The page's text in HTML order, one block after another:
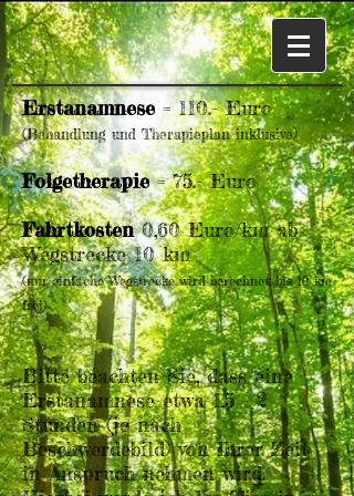
Erstanamnese = 110.- Euro
(Behandlung und Therapieplan inklusive)
Folgetherapie= 75.- Euro
Fahrtkosten0,60 Euro/km ab
Wegstrecke 10 km
(nur einfache Wegstrecke wird berechnet; bis 10 km
frei)
Bitte beachten Sie, dass eine
Erstanamnese etwa 1,5- 2
Stunden (je nach
Beschwerdebild) von Ihrer Zeit
in Anspruch nehmen wird.